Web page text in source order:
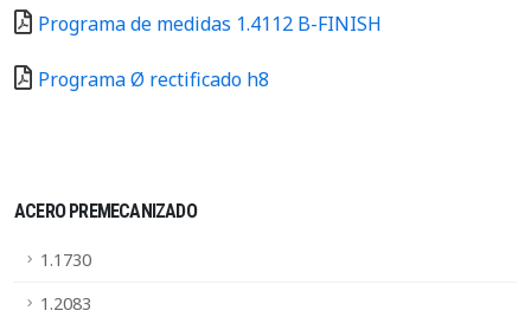
ACERO PREMECANIZADO
1.1730
1.2083
Programa de medidas 1.4112 B-FINISH
Programa Ø rectificado h8